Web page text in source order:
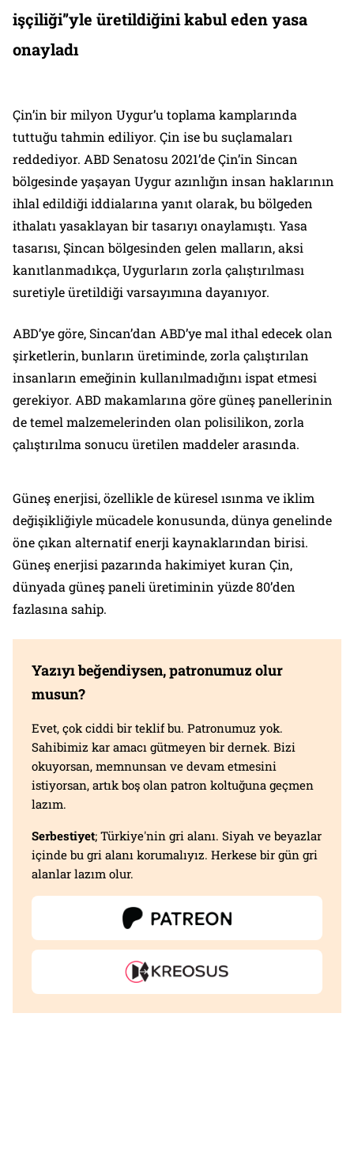
işçiliği”yle üretildiğini kabul eden yasa
onayladı
Çin’in bir milyon Uygur’u toplama kamplarında
tuttuğu tahmin ediliyor. Çin ise bu suçlamaları
reddediyor. ABD Senatosu 2021’de Çin’in Sincan
bölgesinde yaşayan Uygur azınlığın insan haklarının
ihlal edildiği iddialarına yanıt olarak, bu bölgeden
ithalatı yasaklayan bir tasarıyı onaylamıştı. Yasa
tasarısı, Şincan bölgesinden gelen malların, aksi
kanıtlanmadıkça, Uygurların zorla çalıştırılması
suretiyle üretildiği varsayımına dayanıyor.
ABD’ye göre, Sincan’dan ABD’ye mal ithal edecek olan
şirketlerin, bunların üretiminde, zorla çalıştırılan
insanların emeğinin kullanılmadığını ispat etmesi
gerekiyor. ABD makamlarına göre güneş panellerinin
de temel malzemelerinden olan polisilikon, zorla
çalıştırılma sonucu üretilen maddeler arasında.
Güneş enerjisi, özellikle de küresel ısınma ve iklim
değişikliğiyle mücadele konusunda, dünya genelinde
öne çıkan alternatif enerji kaynaklarından birisi.
Güneş enerjisi pazarında hakimiyet kuran Çin,
dünyada güneş paneli üretiminin yüzde 80’den
fazlasına sahip.
Yazıyı beğendiysen, patronumuz olur
musun?
Evet, çok ciddi bir teklif bu. Patronumuz yok.
Sahibimiz kar amacı gütmeyen bir dernek. Bizi
okuyorsan, memnunsan ve devam etmesini
istiyorsan, artık boş olan patron koltuğuna geçmen
lazım.
Serbestiyet; Türkiye'nin gri alanı. Siyah ve beyazlar
içinde bu gri alanı korumalıyız. Herkese bir gün gri
alanlar lazım olur.